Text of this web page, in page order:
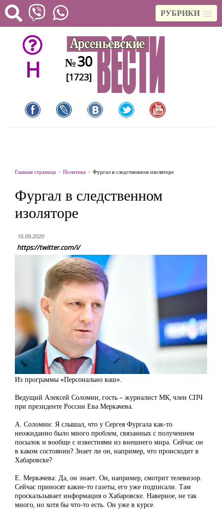
РУБРИКИ
H №30
[1723]
Главная страница Политика Фургал в следственном изоляторе
Фургал в следственном
изоляторе
16.09.2020
https://twitter.com/i/
Из программы «Персонально ваш».
Ведущий Алексей Соломин, гость – журналист МК, член СПЧ
при президенте России Ева Меркачева.
А. Соломин: Я слышал, что у Сергея Фургала как-то
неожиданно было много проблем, связанных с получением
посылок и вообще с известиями из внешнего мира. Сейчас он
в каком состоянии? Знает ли он, например, что происходит в
Хабаровске?
Е. Меркачева: Да, он знает. Он, например, смотрит телевизор.
Сейчас приносят какие-то газеты, его уже подписали. Там
проскальзывает информация о Хабаровске. Наверное, не так
много, но хотя бы что-то есть. Он уже в курсе.